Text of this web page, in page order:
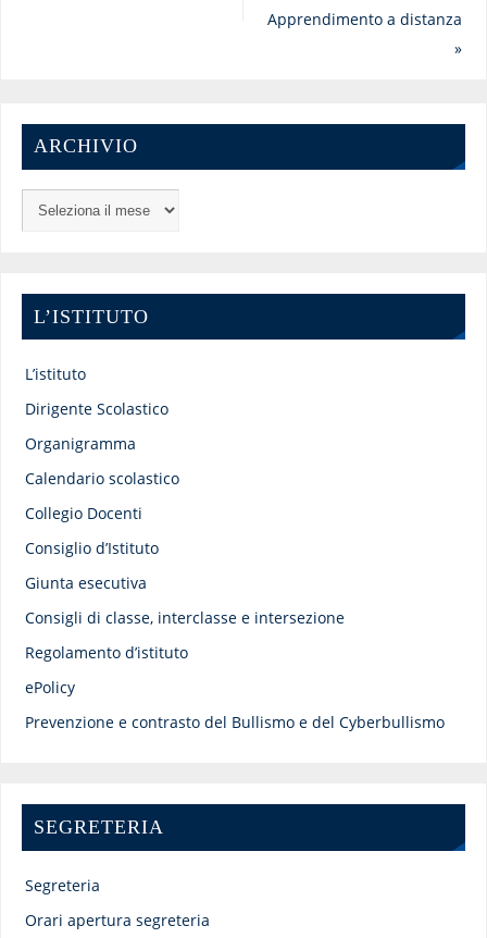
Apprendimento a distanza
»
ARCHIVIO
L’ISTITUTO
L’istituto
Dirigente Scolastico
Organigramma
Calendario scolastico
Collegio Docenti
Consiglio d’Istituto
Giunta esecutiva
Consigli di classe, interclasse e intersezione
Regolamento d’istituto
ePolicy
Prevenzione e contrasto del Bullismo e del Cyberbullismo
SEGRETERIA
Segreteria
Orari apertura segreteria